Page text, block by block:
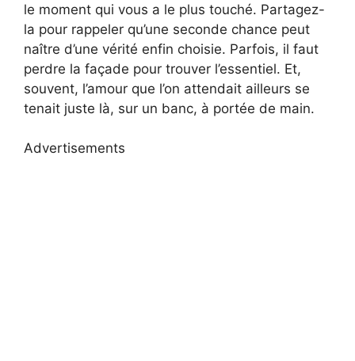
le moment qui vous a le plus touché. Partagez-
la pour rappeler qu’une seconde chance peut
naître d’une vérité enfin choisie. Parfois, il faut
perdre la façade pour trouver l’essentiel. Et,
souvent, l’amour que l’on attendait ailleurs se
tenait juste là, sur un banc, à portée de main.
Advertisements